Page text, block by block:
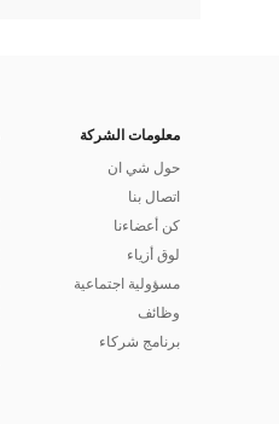
معلومات الشركة
حول شي ان
اتصال بنا
كن أعضاءنا
لوق أزياء
مسؤولية اجتماعية
وظائف
برنامج شركاء